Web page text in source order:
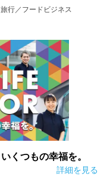
行／フードビジネス
くつもの幸福を。
詳細を見る